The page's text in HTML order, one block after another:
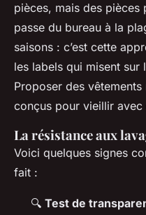
pièces, mais des pièces
passe du bureau à la
saisons : c’est cette
les labels qui misent
Proposer des
conçus pour vieillir avec
La résistance aux
Voici quelques signes
fait :
🔍 Test de